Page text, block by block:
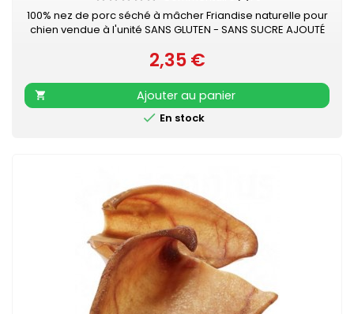
100% nez de porc séché à mâcher Friandise naturelle pour
chien vendue à l'unité SANS GLUTEN - SANS SUCRE AJOUTÉ
Prix
2,35 €

Ajouter au panier
 En stock